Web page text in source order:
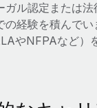
ル認定または
経験を積んで
やNFPAなど）